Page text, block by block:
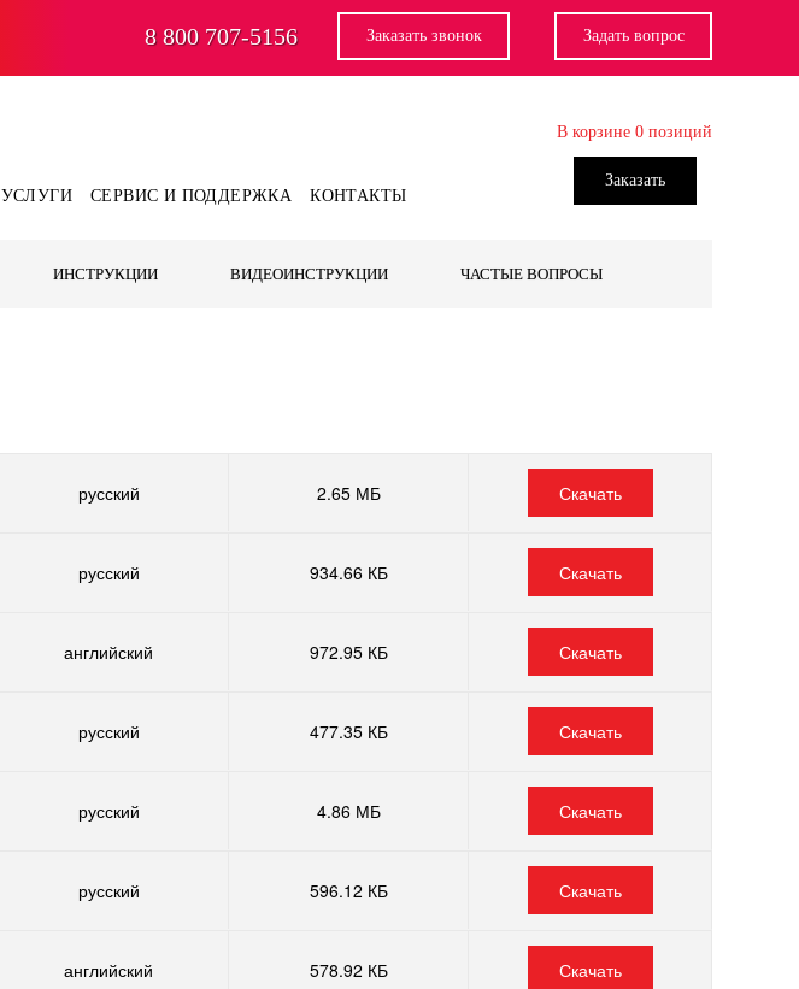
8 800 707-5156 Заказать звонок Задать вопрос
УСЛУГИ СЕРВИС И ПОДДЕРЖКА КОНТАКТЫ
В корзине 0 позиций
Заказать
ИНСТРУКЦИИ ВИДEОИНСТРУКЦИИ ЧАСТЫЕ ВОПРОСЫ
русский 2.65 МБ Скачать
русский 934.66 КБ Скачать
английский 972.95 КБ Скачать
русский 477.35 КБ Скачать
русский 4.86 МБ Скачать
русский 596.12 КБ Скачать
английский 578.92 КБ Скачать